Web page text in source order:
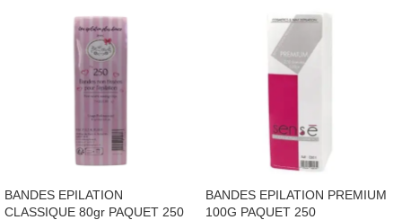
BANDES EPILATION
CLASSIQUE 80gr PAQUET 250
BANDES EPILATION PREMIUM
100G PAQUET 250